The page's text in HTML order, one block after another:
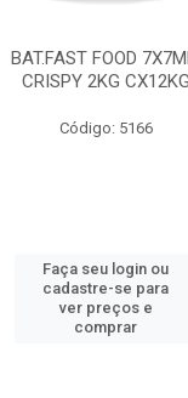
BAT.FAST FOOD
CRISPY 2KG CX12KG
Código: 5166
Faça seu login ou
cadastre-se para
ver preços e
comprar